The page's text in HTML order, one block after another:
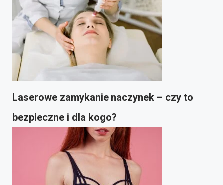
Laserowe zamykanie naczynek – czy to
bezpieczne i dla kogo?